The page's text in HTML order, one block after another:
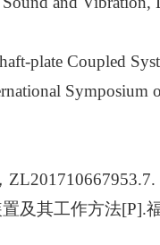
plate Coupled
Symposium
及其工作方法[P].